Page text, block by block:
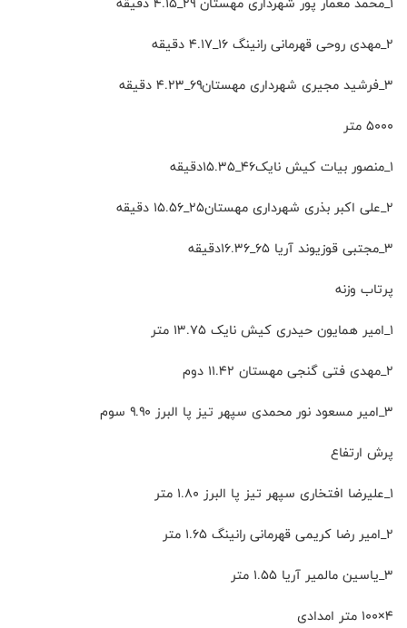
۲_مهدی روحی قهرمانی رانینگ ۱۶_۴‌.۱۷ دقیقه
۳_فرشید مجیری شهرداری مهستان۶۹_۴.۲۳ دقیقه
۵۰۰۰ متر
۱_منصور بیات کیش نایک۴۶_۱۵.۳۵دقیقه
۲_علی اکبر بذری شهرداری مهستان۲۵_۱۵.۵۶ دقیقه
۳_مجتبی قوزیوند آریا ۶۵_۱۶.۳۶دقیقه
پرتاب وزنه
۱_امیر همایون حیدری کیش نایک ۱۳.۷۵ متر
۲_مهدی فتی گنجی مهستان ۱۱.۴۲ دوم
۳_امیر مسعود نور محمدی سپهر تیز پا البرز ۹.۹۰ سوم
پرش ارتفاع
۱_علیرضا افتخاری سپهر تیز پا البرز ۱.۸۰ متر
۲_امیر رضا کریمی قهرمانی رانینگ ۱.۶۵ متر
۳_یاسین مالمیر آریا ۱.۵۵ متر
۴×۱۰۰ متر امدادی